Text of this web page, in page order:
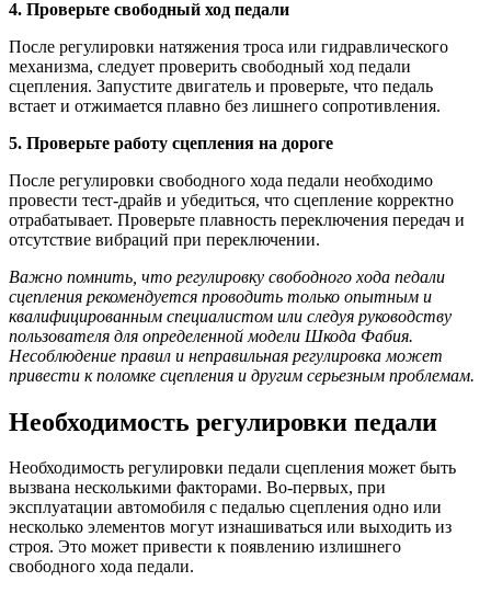
4. Проверьте свободный ход педали
После регулировки натяжения троса или гидравлического
механизма, следует проверить свободный ход педали
сцепления. Запустите двигатель и проверьте, что педаль
встает и отжимается плавно без лишнего сопротивления.
5. Проверьте работу сцепления на дороге
После регулировки свободного хода педали необходимо
провести тест-драйв и убедиться, что сцепление корректно
отрабатывает. Проверьте плавность переключения передач и
отсутствие вибраций при переключении.
Важно помнить, что регулировку свободного хода педали
сцепления рекомендуется проводить только опытным и
квалифицированным специалистом или следуя руководству
пользователя для определенной модели Шкода Фабия.
Несоблюдение правил и неправильная регулировка может
привести к поломке сцепления и другим серьезным проблемам.
Необходимость регулировки педали
Необходимость регулировки педали сцепления может быть
вызвана несколькими факторами. Во-первых, при
эксплуатации автомобиля с педалью сцепления одно или
несколько элементов могут изнашиваться или выходить из
строя. Это может привести к появлению излишнего
свободного хода педали.